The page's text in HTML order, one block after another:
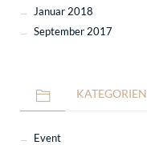
Januar 2018
September 2017
KATEGORIEN
Event